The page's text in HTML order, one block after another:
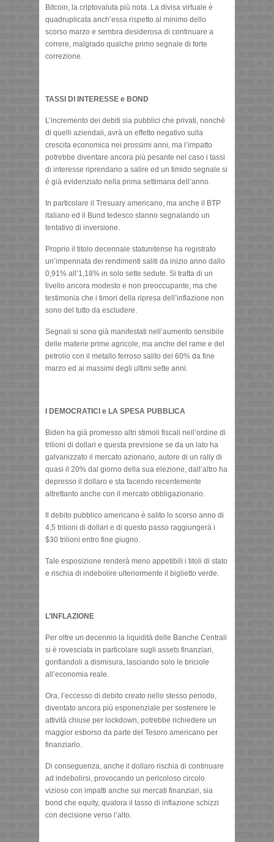
Bitcoin, la criptovaluta più nota. La divisa virtuale è
quadruplicata anch’essa rispetto al minimo dello
scorso marzo e sembra desiderosa di continuare a
correre, malgrado qualche primo segnale di forte
correzione.
TASSI DI INTERESSE e BOND
L’incremento dei debiti sia pubblici che privati, nonché
di quelli aziendali, avrà un effetto negativo sulla
crescita economica nei prossimi anni, ma l’impatto
potrebbe diventare ancora più pesante nel caso i tassi
di interesse riprendano a salire ed un timido segnale si
è già evidenziato nella prima settimana dell’anno.
In particolare il Tresuary americano, ma anche il BTP
italiano ed il Bund tedesco stanno segnalando un
tentativo di inversione.
Proprio il titolo decennale statunitense ha registrato
un’impennata dei rendimenti saliti da inizio anno dallo
0,91% all’1,18% in solo sette sedute. Si tratta di un
livello ancora modesto e non preoccupante, ma che
testimonia che i timori della ripresa dell’inflazione non
sono del tutto da escludere.
Segnali si sono già manifestati nell’aumento sensibile
delle materie prime agricole, ma anche del rame e del
petrolio con il metallo ferroso salito del 60% da fine
marzo ed ai massimi degli ultimi sette anni.
I DEMOCRATICI e LA SPESA PUBBLICA
Biden ha già promesso altri stimoli fiscali nell’ordine di
trilioni di dollari e questa previsione se da un lato ha
galvanizzato il mercato azionario, autore di un rally di
quasi il 20% dal giorno della sua elezione, dall’altro ha
depresso il dollaro e sta facendo recentemente
altrettanto anche con il mercato obbligazionario.
Il debito pubblico americano è salito lo scorso anno di
4,5 trilioni di dollari e di questo passo raggiungerà i
$30 trilioni entro fine giugno.
Tale esposizione renderà meno appetibili i titoli di stato
e rischia di indebolire ulteriormente il biglietto verde.
L’INFLAZIONE
Per oltre un decennio la liquidità delle Banche Centrali
si è rovesciata in particolare sugli assets finanziari,
gonfiandoli a dismisura, lasciando solo le briciole
all’economia reale.
Ora, l’eccesso di debito creato nello stesso periodo,
diventato ancora più esponenziale per sostenere le
attività chiuse per lockdown, potrebbe richiedere un
maggior esborso da parte del Tesoro americano per
finanziarlo.
Di conseguenza, anche il dollaro rischia di continuare
ad indebolirsi, provocando un pericoloso circolo
vizioso con impatti anche sui mercati finanziari, sia
bond che equity, qualora il tasso di inflazione schizzi
con decisione verso l’alto.